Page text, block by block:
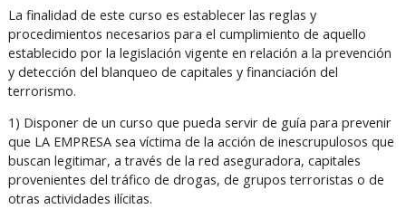
La finalidad de este curso es establecer las reglas y
procedimientos necesarios para el cumplimiento de aquello
establecido por la legislación vigente en relación a la prevención
y detección del blanqueo de capitales y financiación del
terrorismo.
1) Disponer de un curso que pueda servir de guía para prevenir
que LA EMPRESA sea víctima de la acción de inescrupulosos que
buscan legitimar, a través de la red aseguradora, capitales
provenientes del tráfico de drogas, de grupos terroristas o de
otras actividades ilícitas.